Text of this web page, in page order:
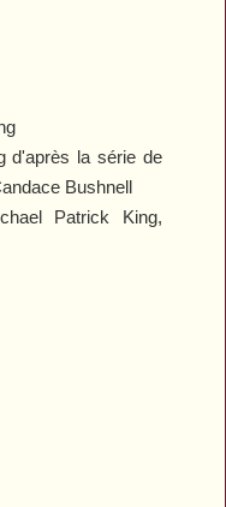
d'après la série de
Bushnell
Patrick King,